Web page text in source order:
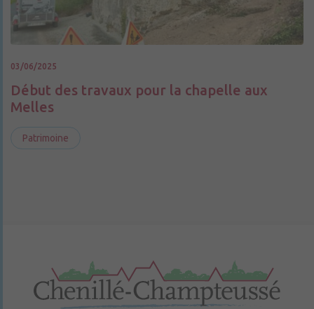
03/06/2025
Début des travaux pour la chapelle aux
Melles
Patrimoine